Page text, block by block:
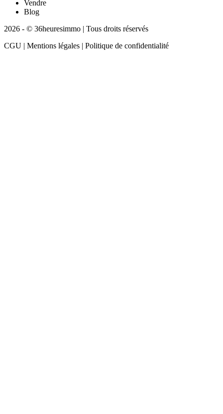
Vendre
Blog
2026 - © 36heuresimmo | Tous droits réservés
CGU | Mentions légales | Politique de confidentialité